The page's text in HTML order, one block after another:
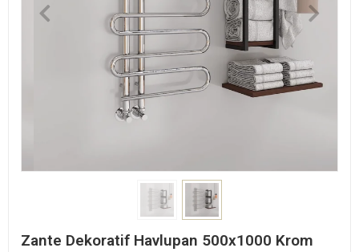
Zante Dekoratif Havlupan 500x1000 Krom